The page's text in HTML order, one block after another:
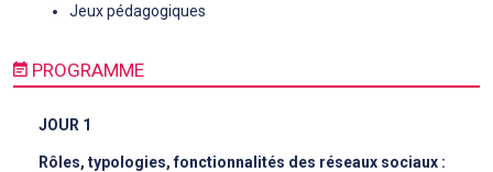
Jeux pédagogiques
PROGRAMME
JOUR 1
Rôles, typologies, fonctionnalités des réseaux sociaux :